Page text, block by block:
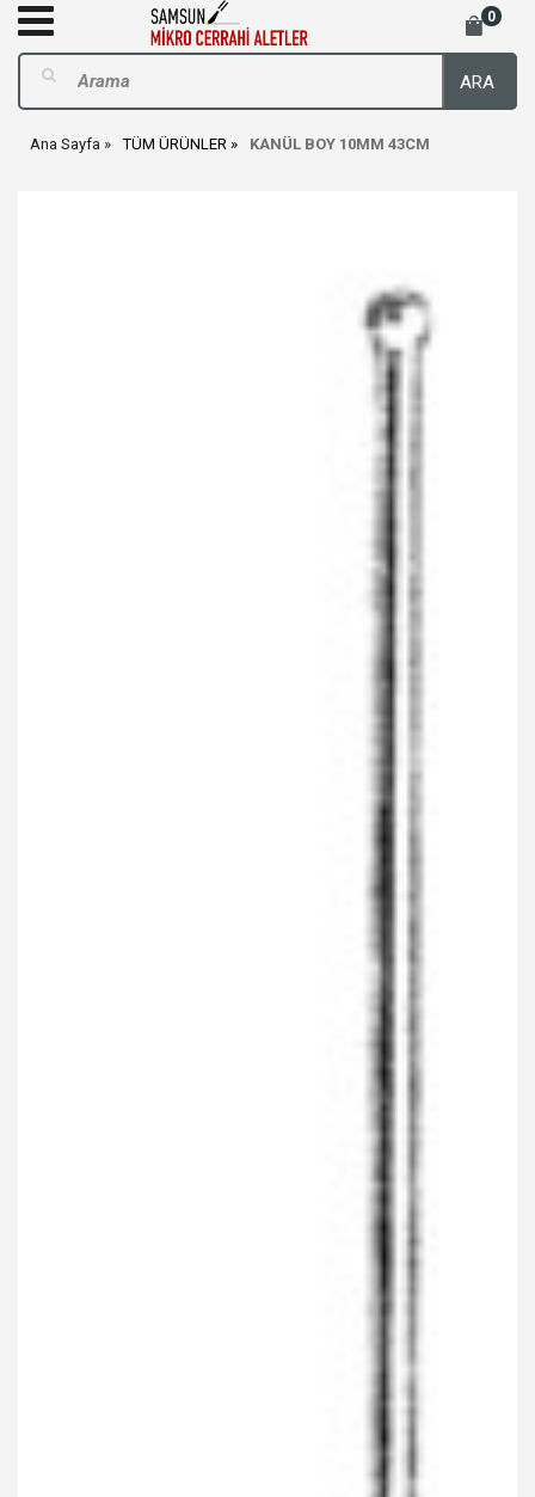
0
ARA
Ana Sayfa TÜM ÜRÜNLER KANÜL BOY 10MM 43CM